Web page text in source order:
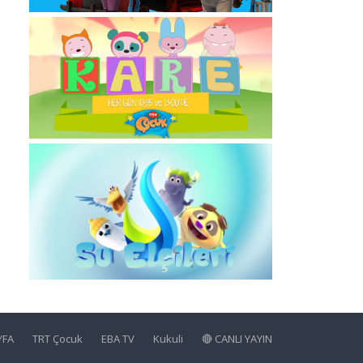
TRT Çocuk EBA TV Kukuli 🔴 CANLI YAYIN